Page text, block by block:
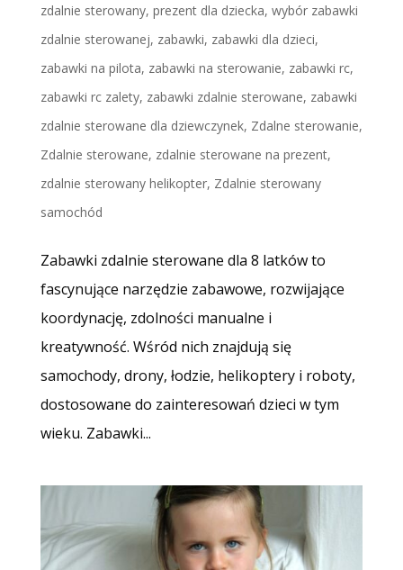
zdalnie sterowany, prezent dla dziecka, wybór zabawki
zdalnie sterowanej, zabawki, zabawki dla dzieci,
zabawki na pilota, zabawki na sterowanie, zabawki rc,
zabawki rc zalety, zabawki zdalnie sterowane, zabawki
zdalnie sterowane dla dziewczynek, Zdalne sterowanie,
Zdalnie sterowane, zdalnie sterowane na prezent,
zdalnie sterowany helikopter, Zdalnie sterowany
samochód
Zabawki zdalnie sterowane dla 8 latków to
fascynujące narzędzie zabawowe, rozwijające
koordynację, zdolności manualne i
kreatywność. Wśród nich znajdują się
samochody, drony, łodzie, helikoptery i roboty,
dostosowane do zainteresowań dzieci w tym
wieku. Zabawki...